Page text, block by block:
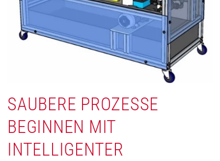
SAUBERE PROZESSE
BEGINNEN MIT
INTELLIGENTER